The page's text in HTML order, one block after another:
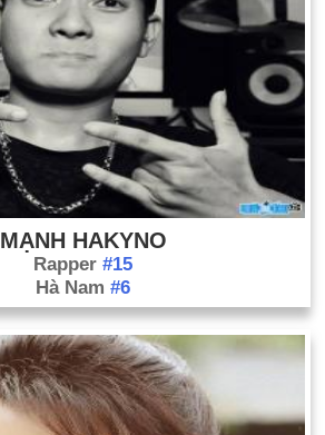
MẠNH HAKYNO
Rapper #15
Hà Nam #6